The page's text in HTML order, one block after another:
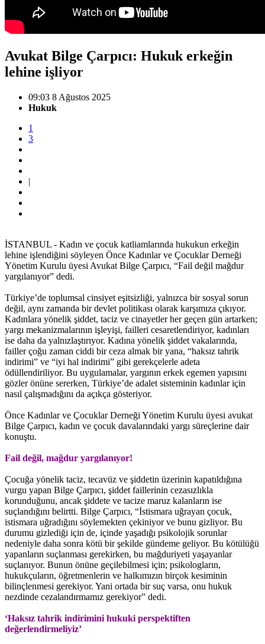
Avukat Bilge Çarpıcı: Hukuk erkeğin
lehine işliyor
09:03 8 Ağustos 2025
Hukuk
1
3
|
İSTANBUL - Kadın ve çocuk katliamlarında hukukun erkeğin
lehine işlendiğini söyleyen Önce Kadınlar ve Çocuklar Derneği
Yönetim Kurulu üyesi Avukat Bilge Çarpıcı, “Fail değil mağdur
yargılanıyor” dedi.
Türkiye’de toplumsal cinsiyet eşitsizliği, yalnızca bir sosyal sorun
değil, aynı zamanda bir devlet politikası olarak karşımıza çıkıyor.
Kadınlara yönelik şiddet, taciz ve cinayetler her geçen gün artarken;
yargı mekanizmalarının işleyişi, failleri cesaretlendiriyor, kadınları
ise daha da yalnızlaştırıyor. Kadına yönelik şiddet vakalarında,
failler çoğu zaman ciddi bir ceza almak bir yana, “haksız tahrik
indirimi” ve “iyi hal indirimi” gibi gerekçelerle adeta
ödüllendiriliyor. Bu uygulamalar, yargının erkek egemen yapısını
gözler önüne sererken, Türkiye’de adalet sisteminin kadınlar için
nasıl çalışmadığını da açıkça gösteriyor.
Önce Kadınlar ve Çocuklar Derneği Yönetim Kurulu üyesi avukat
Bilge Çarpıcı, kadın ve çocuk davalarındaki yargı süreçlerine dair
konuştu.
Fail değil, mağdur yargılanıyor!
Çocuğa yönelik taciz, tecavüz ve şiddetin üzerinin kapatıldığına
vurgu yapan Bilge Çarpıcı, şiddet faillerinin cezasızlıkla
korunduğunu, ancak şiddete ve tacize maruz kalanların ise
suçlandığını belirtti. Bilge Çarpıcı, “İstismara uğrayan çocuk,
istismara uğradığını söylemekten çekiniyor ve bunu gizliyor. Bu
durumu gizlediği için de, içinde yaşadığı psikolojik sorunlar
nedeniyle daha sonra kötü bir şekilde gündeme geliyor. Bu kötülüğü
yapanların suçlanması gerekirken, bu mağduriyeti yaşayanlar
suçlanıyor. Bunun önüne geçilebilmesi için; psikologların,
hukukçuların, öğretmenlerin ve halkımızın birçok kesiminin
bilinçlenmesi gerekiyor. Yani ortada bir suç varsa, onu hukuk
nezdinde cezalandırmamız gerekiyor” dedi.
‘Haksız tahrik indirimini hukuki perspektiften
değerlendirmeliyiz’